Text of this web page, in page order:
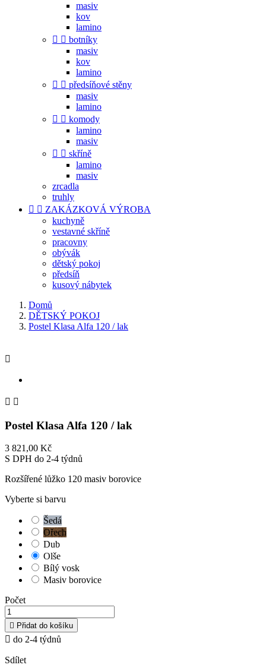
masiv
kov
lamino
  botníky
masiv
kov
lamino
  předsíňové stěny
masiv
lamino
  komody
lamino
masiv
  skříně
lamino
masiv
zrcadla
truhly
  ZAKÁZKOVÁ VÝROBA
kuchyně
vestavné skříně
pracovny
obývák
dětský pokoj
předsíň
kusový nábytek
Domů
DĚTSKÝ POKOJ
Postel Klasa Alfa 120 / lak

 
Postel Klasa Alfa 120 / lak
3 821,00 Kč
S DPH do 2-4 týdnů
Rozšířené lůžko 120 masiv borovice
Vyberte si barvu
Šedá
Ořech
Dub
Olše
Bílý vosk
Masiv borovice
Počet
 Přidat do košíku
 do 2-4 týdnů
Sdílet